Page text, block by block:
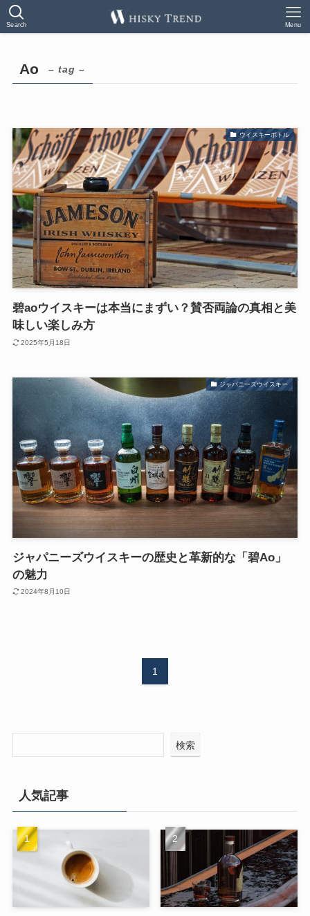
Search Menu
Ao – tag –
ウイスキーボトル
碧aoウイスキーは本当にまずい？賛否両論の真相と美
味しい楽しみ方
2025年5月18日
ジャパニーズウイスキー
ジャパニーズウイスキーの歴史と革新的な「碧Ao」
の魅力
2024年8月10日
1
検索
人気記事